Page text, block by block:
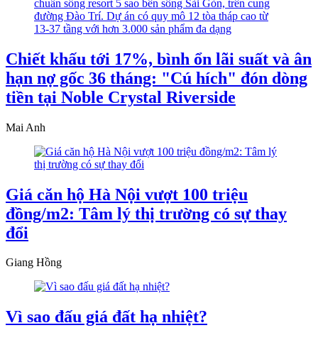
Chiết khấu tới 17%, bình ổn lãi suất và ân
hạn nợ gốc 36 tháng: "Cú hích" đón dòng
tiền tại Noble Crystal Riverside
Mai Anh
Giá căn hộ Hà Nội vượt 100 triệu
đồng/m2: Tâm lý thị trường có sự thay
đổi
Giang Hồng
Vì sao đấu giá đất hạ nhiệt?